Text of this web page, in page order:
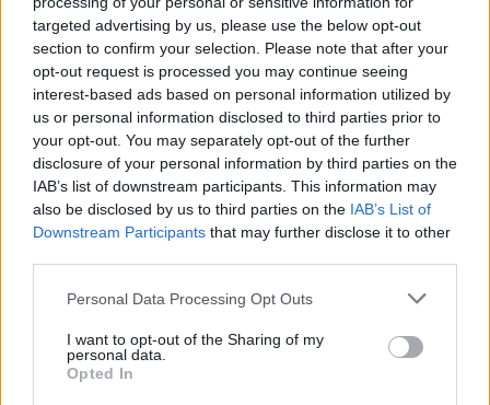
targeted advertising by us, please use the below opt-out
section to confirm your selection. Please note that after your
opt-out request is processed you may continue seeing
interest-based ads based on personal information utilized by
us or personal information disclosed to third parties prior to
your opt-out. You may separately opt-out of the further
disclosure of your personal information by third parties on the
IAB’s list of downstream participants. This information may
also be disclosed by us to third parties on the IAB’s List of
Downstream Participants that may further disclose it to other
Personal Data Processing Opt Outs
I want to opt-out of the Sharing of my
personal data.
Opted In
PNL
PSD
AUR
UDMR
PMP (Tomac)
Forța Dreptei (L. Orban)
PNȚMM
REPER
SENS
SOS (Șoșoacă)
POT (Gavrilă)